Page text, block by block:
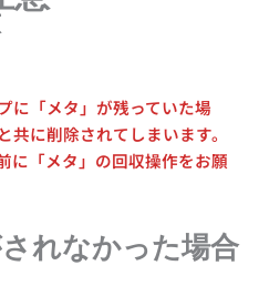
に「メタ」が残っていた場
に削除されてしまいます。
に「メタ」の回収操作をお願
れなかった場合